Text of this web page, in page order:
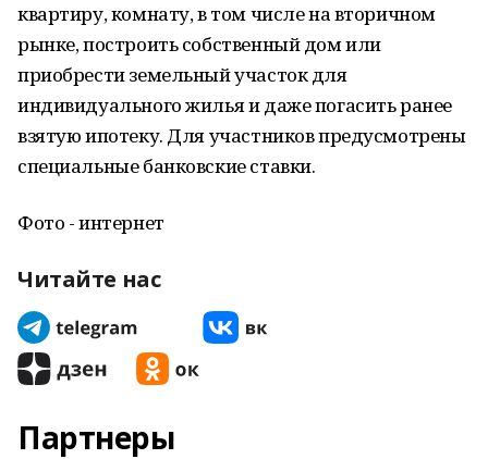
квартиру, комнату, в том числе на вторичном
рынке, построить собственный дом или
приобрести земельный участок для
индивидуального жилья и даже погасить ранее
взятую ипотеку. Для участников предусмотрены
специальные банковские ставки.
Фото - интернет
Читайте нас
Партнеры